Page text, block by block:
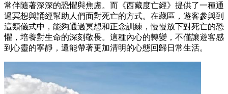
常伴隨著深深的恐懼與焦慮。而《西藏度亡經》提供了一種通
過冥想與誦經幫助人們面對死亡的方式。在藏區，遊客參與到
這類儀式中，能夠通過冥想和正念訓練，慢慢放下對死亡的恐
懼，培養對生命的深刻敬畏。這種內心的轉變，不僅讓遊客感
到心靈的寧靜，還能帶著更加清明的心態回歸日常生活。